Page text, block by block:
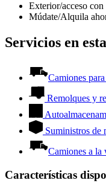
Exterior/acceso
Múdate/Alquila
Servicios en
Camiones
Remolques y
Suministros de
Camiones a la
Características